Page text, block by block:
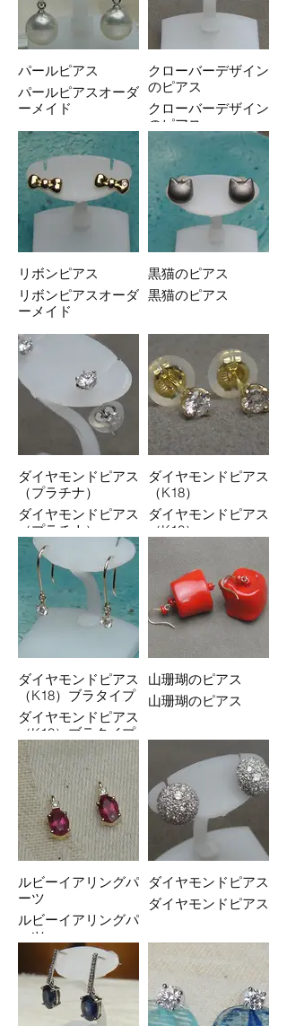
パールピアス
パールピアスオーダ
ーメイド
クローバーデザイン
のピアス
クローバーデザイン
のピアス
リボンピアス
リボンピアスオーダ
ーメイド
黒猫のピアス
黒猫のピアス
ダイヤモンドピアス
（プラチナ）
ダイヤモンドピアス
（プラチナ）
ダイヤモンドピアス
（K18）
ダイヤモンドピアス
（K18）
ダイヤモンドピアス
（K18）ブラタイプ
ダイヤモンドピアス
（K18）ブラタイプ
山珊瑚のピアス
山珊瑚のピアス
ルビーイアリングパ
ーツ
ルビーイアリングパ
ーツ
ダイヤモンドピアス
ダイヤモンドピアス